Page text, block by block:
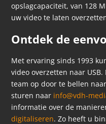
opslagcapaciteit, van 128
uw video te laten
Ontdek de
Met ervaring sinds 1993
video overzetten naar
team op door te bellen
sturen naar info@vdh-
informatie over de
digitaliseren. Zo heeft u